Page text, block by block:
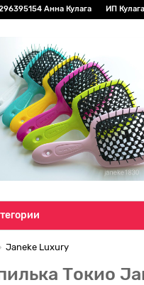
Анна Кулага ИП
Janeke Luxury
Токио